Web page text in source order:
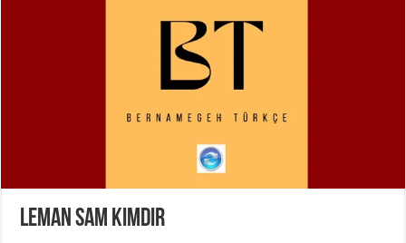
Leman Sam Kimdir